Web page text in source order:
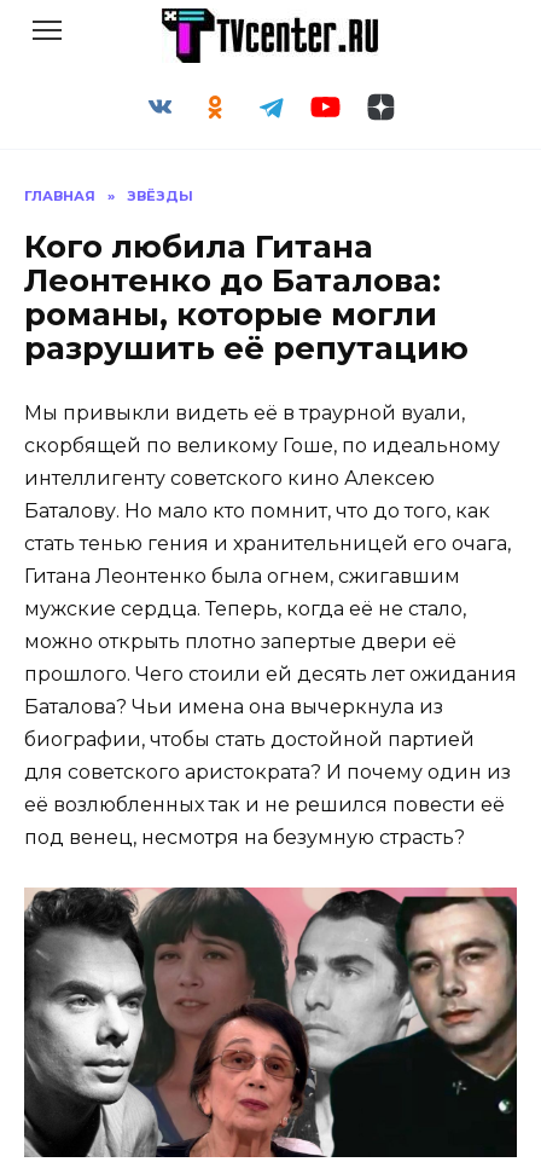
ГЛАВНАЯ » ЗВЁЗДЫ
Кого любила Гитана
Леонтенко до Баталова:
романы, которые могли
разрушить её репутацию
Мы привыкли видеть её в траурной вуали,
скорбящей по великому Гоше, по идеальному
интеллигенту советского кино Алексею
Баталову. Но мало кто помнит, что до того, как
стать тенью гения и хранительницей его очага,
Гитана Леонтенко была огнем, сжигавшим
мужские сердца. Теперь, когда её не стало,
можно открыть плотно запертые двери её
прошлого. Чего стоили ей десять лет ожидания
Баталова? Чьи имена она вычеркнула из
биографии, чтобы стать достойной партией
для советского аристократа? И почему один из
её возлюбленных так и не решился повести её
под венец, несмотря на безумную страсть?